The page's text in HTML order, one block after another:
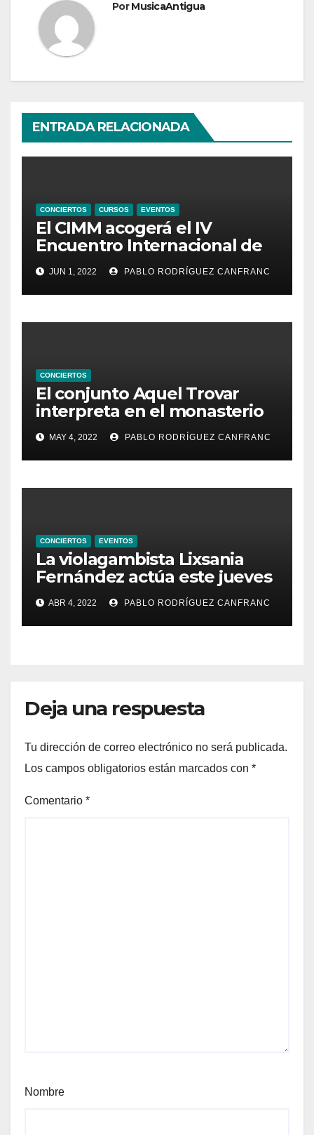
PorMusicaAntigua
ENTRADA RELACIONADA
CONCIERTOS CURSOS EVENTOS
El CIMM acogerá el IV
Encuentro Internacional de
Ministriles
JUN 1, 2022 PABLO RODRÍGUEZ CANFRANC
CONCIERTOS
El conjunto Aquel Trovar
interpreta en el monasterio
de Santa María de la
Valldigna las cantigas de
Alfonso X el Sabio
MAY 4, 2022 PABLO RODRÍGUEZ CANFRANC
CONCIERTOS EVENTOS
La violagambista Lixsania
Fernández actúa este jueves
en el ciclo de música en
directo de Fundación Cañada
Blanch
ABR 4, 2022 PABLO RODRÍGUEZ CANFRANC
Deja una respuesta
Tu dirección de correo electrónico no será publicada.
Los campos obligatorios están marcados con *
Comentario *
Nombre